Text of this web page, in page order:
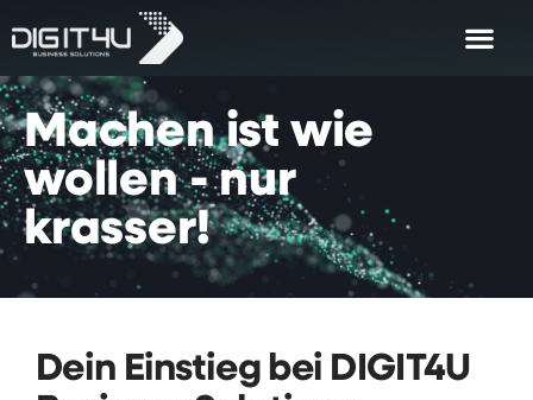
Machen ist wie
wollen - nur
krasser!
Dein Einstieg bei DIGIT4U